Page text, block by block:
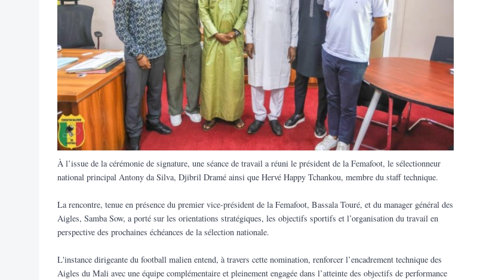
À l’issue de la cérémonie de signature, une séance de travail a réuni le président de la Femafoot, le sélectionneur
national principal Antony da Silva, Djibril Dramé ainsi que Hervé Happy Tchankou, membre du staff technique.
La rencontre, tenue en présence du premier vice-président de la Femafoot, Bassala Touré, et du manager général des
Aigles, Samba Sow, a porté sur les orientations stratégiques, les objectifs sportifs et l’organisation du travail en
perspective des prochaines échéances de la sélection nationale.
L'instance dirigeante du football malien entend, à travers cette nomination, renforcer l’encadrement technique des
Aigles du Mali avec une équipe complémentaire et pleinement engagée dans l’atteinte des objectifs de performance